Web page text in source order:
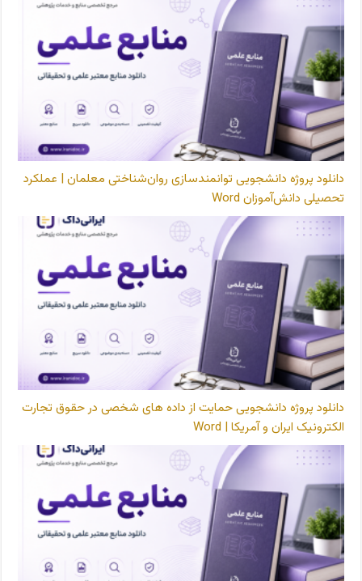
دانلود پروژه دانشجویی توانمندسازی روان‌شناختی معلمان | عملکرد
تحصیلی دانش‌آموزان Word
دانلود پروژه دانشجویی حمایت از داده های شخصی در حقوق تجارت
الکترونیک ایران و آمریکا | Word